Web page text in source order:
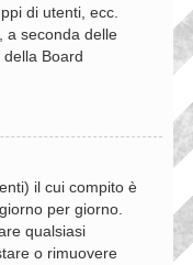
di utenti, ecc.
a seconda delle
Board
il cui compito è
per giorno.
qualsiasi
o rimuovere